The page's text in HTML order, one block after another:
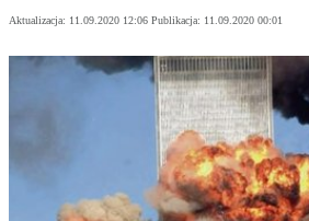
Aktualizacja: 11.09.2020 12:06 Publikacja: 11.09.2020 00:01